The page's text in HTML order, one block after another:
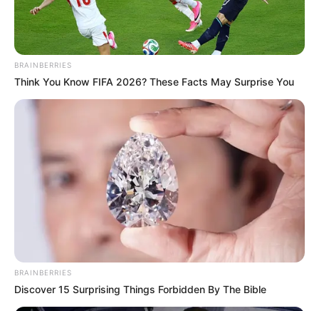
BRAINBERRIES
Think You Know FIFA 2026? These Facts May Surprise You
BRAINBERRIES
Discover 15 Surprising Things Forbidden By The Bible